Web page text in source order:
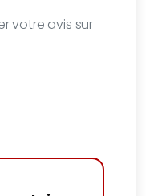
votre avis sur